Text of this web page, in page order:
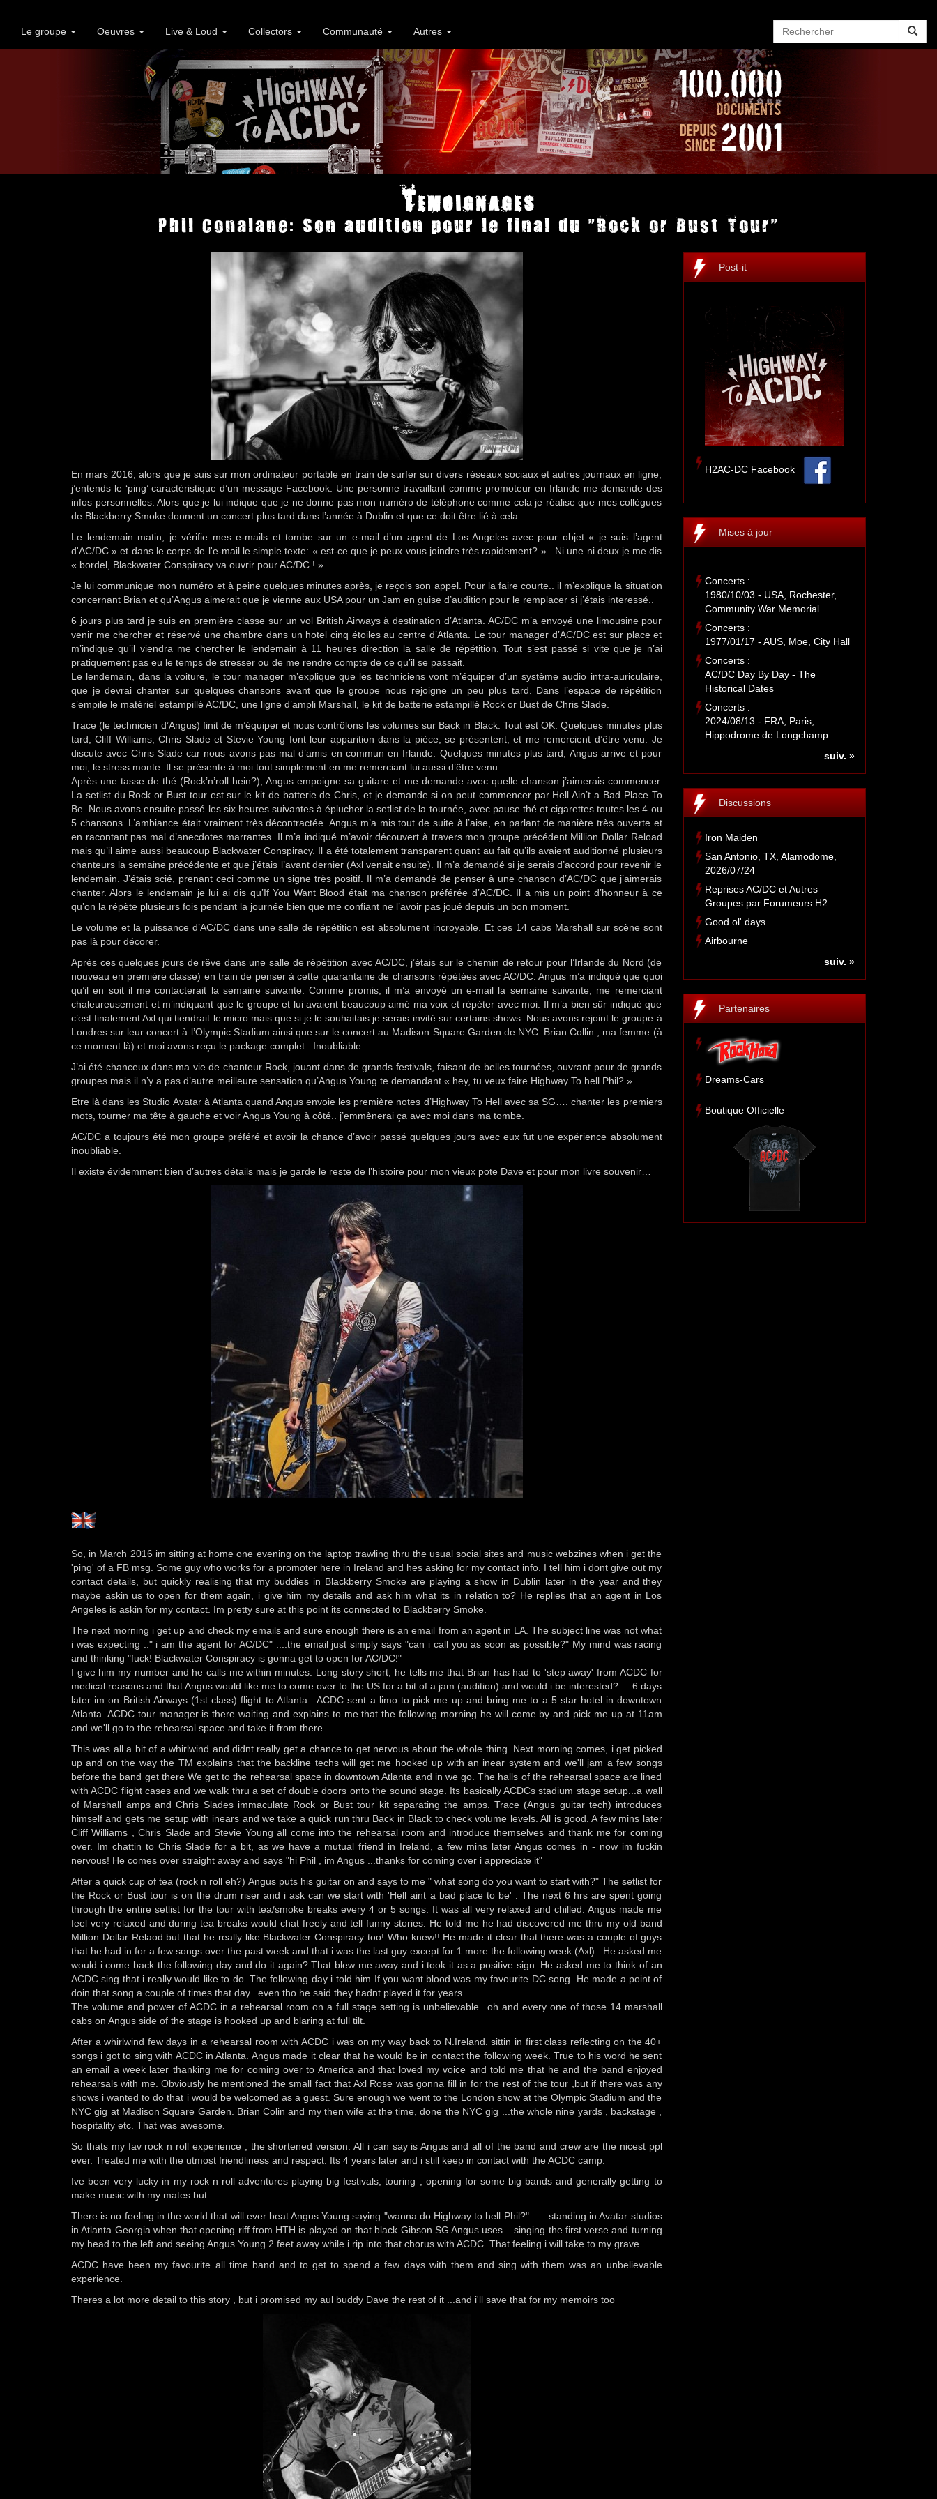
Le groupe Oeuvres Live & Loud Collectors Communauté Autres
Temoignages
Phil Conalane: Son audition pour le final du "Rock or Bust Tour"
En mars 2016, alors que je suis sur mon ordinateur portable en train de surfer sur divers réseaux sociaux et autres journaux en ligne,
j’entends le ‘ping’ caractéristique d’un message Facebook. Une personne travaillant comme promoteur en Irlande me demande des
infos personnelles. Alors que je lui indique que je ne donne pas mon numéro de téléphone comme cela je réalise que mes collègues
de Blackberry Smoke donnent un concert plus tard dans l’année à Dublin et que ce doit être lié à cela.
Le lendemain matin, je vérifie mes e-mails et tombe sur un e-mail d’un agent de Los Angeles avec pour objet « je suis l’agent
d'AC/DC » et dans le corps de l'e-mail le simple texte: « est-ce que je peux vous joindre très rapidement? » . Ni une ni deux je me dis
« bordel, Blackwater Conspiracy va ouvrir pour AC/DC ! »
Je lui communique mon numéro et à peine quelques minutes après, je reçois son appel. Pour la faire courte.. il m’explique la situation
concernant Brian et qu’Angus aimerait que je vienne aux USA pour un Jam en guise d’audition pour le remplacer si j’étais interessé..
6 jours plus tard je suis en première classe sur un vol British Airways à destination d’Atlanta. AC/DC m’a envoyé une limousine pour
venir me chercher et réservé une chambre dans un hotel cinq étoiles au centre d’Atlanta. Le tour manager d’AC/DC est sur place et
m’indique qu’il viendra me chercher le lendemain à 11 heures direction la salle de répétition. Tout s’est passé si vite que je n’ai
pratiquement pas eu le temps de stresser ou de me rendre compte de ce qu’il se passait.
Le lendemain, dans la voiture, le tour manager m’explique que les techniciens vont m’équiper d’un système audio intra-auriculaire,
que je devrai chanter sur quelques chansons avant que le groupe nous rejoigne un peu plus tard. Dans l’espace de répétition
s’empile le matériel estampillé AC/DC, une ligne d’ampli Marshall, le kit de batterie estampillé Rock or Bust de Chris Slade.
Trace (le technicien d’Angus) finit de m’équiper et nous contrôlons les volumes sur Back in Black. Tout est OK. Quelques minutes plus
tard, Cliff Williams, Chris Slade et Stevie Young font leur apparition dans la pièce, se présentent, et me remercient d’être venu. Je
discute avec Chris Slade car nous avons pas mal d’amis en commun en Irlande. Quelques minutes plus tard, Angus arrive et pour
moi, le stress monte. Il se présente à moi tout simplement en me remerciant lui aussi d’être venu.
Après une tasse de thé (Rock’n’roll hein?), Angus empoigne sa guitare et me demande avec quelle chanson j’aimerais commencer.
La setlist du Rock or Bust tour est sur le kit de batterie de Chris, et je demande si on peut commencer par Hell Ain’t a Bad Place To
Be. Nous avons ensuite passé les six heures suivantes à éplucher la setlist de la tournée, avec pause thé et cigarettes toutes les 4 ou
5 chansons. L’ambiance était vraiment très décontractée. Angus m’a mis tout de suite à l’aise, en parlant de manière très ouverte et
en racontant pas mal d’anecdotes marrantes. Il m’a indiqué m’avoir découvert à travers mon groupe précédent Million Dollar Reload
mais qu’il aime aussi beaucoup Blackwater Conspiracy. Il a été totalement transparent quant au fait qu’ils avaient auditionné plusieurs
chanteurs la semaine précédente et que j’étais l’avant dernier (Axl venait ensuite). Il m’a demandé si je serais d’accord pour revenir le
lendemain. J’étais scié, prenant ceci comme un signe très positif. Il m’a demandé de penser à une chanson d’AC/DC que j’aimerais
chanter. Alors le lendemain je lui ai dis qu’If You Want Blood était ma chanson préférée d’AC/DC. Il a mis un point d’honneur à ce
qu’on la répète plusieurs fois pendant la journée bien que me confiant ne l’avoir pas joué depuis un bon moment.
Le volume et la puissance d’AC/DC dans une salle de répétition est absolument incroyable. Et ces 14 cabs Marshall sur scène sont
pas là pour décorer.
Après ces quelques jours de rêve dans une salle de répétition avec AC/DC, j’étais sur le chemin de retour pour l’Irlande du Nord (de
nouveau en première classe) en train de penser à cette quarantaine de chansons répétées avec AC/DC. Angus m’a indiqué que quoi
qu’il en soit il me contacterait la semaine suivante. Comme promis, il m’a envoyé un e-mail la semaine suivante, me remerciant
chaleureusement et m’indiquant que le groupe et lui avaient beaucoup aimé ma voix et répéter avec moi. Il m’a bien sûr indiqué que
c’est finalement Axl qui tiendrait le micro mais que si je le souhaitais je serais invité sur certains shows. Nous avons rejoint le groupe à
Londres sur leur concert à l’Olympic Stadium ainsi que sur le concert au Madison Square Garden de NYC. Brian Collin , ma femme (à
ce moment là) et moi avons reçu le package complet.. Inoubliable.
J’ai été chanceux dans ma vie de chanteur Rock, jouant dans de grands festivals, faisant de belles tournées, ouvrant pour de grands
groupes mais il n’y a pas d’autre meilleure sensation qu’Angus Young te demandant « hey, tu veux faire Highway To hell Phil? »
Etre là dans les Studio Avatar à Atlanta quand Angus envoie les première notes d’Highway To Hell avec sa SG…. chanter les premiers
mots, tourner ma tête à gauche et voir Angus Young à côté.. j’emmènerai ça avec moi dans ma tombe.
AC/DC a toujours été mon groupe préféré et avoir la chance d’avoir passé quelques jours avec eux fut une expérience absolument
inoubliable.
Il existe évidemment bien d’autres détails mais je garde le reste de l’histoire pour mon vieux pote Dave et pour mon livre souvenir…
So, in March 2016 im sitting at home one evening on the laptop trawling thru the usual social sites and music webzines when i get the
'ping' of a FB msg. Some guy who works for a promoter here in Ireland and hes asking for my contact info. I tell him i dont give out my
contact details, but quickly realising that my buddies in Blackberry Smoke are playing a show in Dublin later in the year and they
maybe askin us to open for them again, i give him my details and ask him what its in relation to? He replies that an agent in Los
Angeles is askin for my contact. Im pretty sure at this point its connected to Blackberry Smoke.
The next morning i get up and check my emails and sure enough there is an email from an agent in LA. The subject line was not what
i was expecting .." i am the agent for AC/DC" ....the email just simply says "can i call you as soon as possible?" My mind was racing
and thinking "fuck! Blackwater Conspiracy is gonna get to open for AC/DC!"
I give him my number and he calls me within minutes. Long story short, he tells me that Brian has had to 'step away' from ACDC for
medical reasons and that Angus would like me to come over to the US for a bit of a jam (audition) and would i be interested? ....6 days
later im on British Airways (1st class) flight to Atlanta . ACDC sent a limo to pick me up and bring me to a 5 star hotel in downtown
Atlanta. ACDC tour manager is there waiting and explains to me that the following morning he will come by and pick me up at 11am
and we'll go to the rehearsal space and take it from there.
This was all a bit of a whirlwind and didnt really get a chance to get nervous about the whole thing. Next morning comes, i get picked
up and on the way the TM explains that the backline techs will get me hooked up with an inear system and we'll jam a few songs
before the band get there We get to the rehearsal space in downtown Atlanta and in we go. The halls of the rehearsal space are lined
with ACDC flight cases and we walk thru a set of double doors onto the sound stage. Its basically ACDCs stadium stage setup...a wall
of Marshall amps and Chris Slades immaculate Rock or Bust tour kit separating the amps. Trace (Angus guitar tech) introduces
himself and gets me setup with inears and we take a quick run thru Back in Black to check volume levels. All is good. A few mins later
Cliff Williams , Chris Slade and Stevie Young all come into the rehearsal room and introduce themselves and thank me for coming
over. Im chattin to Chris Slade for a bit, as we have a mutual friend in Ireland, a few mins later Angus comes in - now im fuckin
nervous! He comes over straight away and says "hi Phil , im Angus ...thanks for coming over i appreciate it"
After a quick cup of tea (rock n roll eh?) Angus puts his guitar on and says to me " what song do you want to start with?" The setlist for
the Rock or Bust tour is on the drum riser and i ask can we start with 'Hell aint a bad place to be' . The next 6 hrs are spent going
through the entire setlist for the tour with tea/smoke breaks every 4 or 5 songs. It was all very relaxed and chilled. Angus made me
feel very relaxed and during tea breaks would chat freely and tell funny stories. He told me he had discovered me thru my old band
Million Dollar Relaod but that he really like Blackwater Conspiracy too! Who knew!! He made it clear that there was a couple of guys
that he had in for a few songs over the past week and that i was the last guy except for 1 more the following week (Axl) . He asked me
would i come back the following day and do it again? That blew me away and i took it as a positive sign. He asked me to think of an
ACDC sing that i really would like to do. The following day i told him If you want blood was my favourite DC song. He made a point of
doin that song a couple of times that day...even tho he said they hadnt played it for years.
The volume and power of ACDC in a rehearsal room on a full stage setting is unbelievable...oh and every one of those 14 marshall
cabs on Angus side of the stage is hooked up and blaring at full tilt.
After a whirlwind few days in a rehearsal room with ACDC i was on my way back to N.Ireland. sittin in first class reflecting on the 40+
songs i got to sing with ACDC in Atlanta. Angus made it clear that he would be in contact the following week. True to his word he sent
an email a week later thanking me for coming over to America and that loved my voice and told me that he and the band enjoyed
rehearsals with me. Obviously he mentioned the small fact that Axl Rose was gonna fill in for the rest of the tour ,but if there was any
shows i wanted to do that i would be welcomed as a guest. Sure enough we went to the London show at the Olympic Stadium and the
NYC gig at Madison Square Garden. Brian Colin and my then wife at the time, done the NYC gig ...the whole nine yards , backstage ,
hospitality etc. That was awesome.
So thats my fav rock n roll experience , the shortened version. All i can say is Angus and all of the band and crew are the nicest ppl
ever. Treated me with the utmost friendliness and respect. Its 4 years later and i still keep in contact with the ACDC camp.
Ive been very lucky in my rock n roll adventures playing big festivals, touring , opening for some big bands and generally getting to
make music with my mates but.....
There is no feeling in the world that will ever beat Angus Young saying "wanna do Highway to hell Phil?" ..... standing in Avatar studios
in Atlanta Georgia when that opening riff from HTH is played on that black Gibson SG Angus uses....singing the first verse and turning
my head to the left and seeing Angus Young 2 feet away while i rip into that chorus with ACDC. That feeling i will take to my grave.
ACDC have been my favourite all time band and to get to spend a few days with them and sing with them was an unbelievable
experience.
Theres a lot more detail to this story , but i promised my aul buddy Dave the rest of it ...and i'll save that for my memoirs too
Post-it
H2AC-DC Facebook
Mises à jour
Concerts :
1980/10/03 - USA, Rochester,
Community War Memorial
Concerts :
1977/01/17 - AUS, Moe, City Hall
Concerts :
AC/DC Day By Day - The
Historical Dates
Concerts :
2024/08/13 - FRA, Paris,
Hippodrome de Longchamp
suiv. »
Discussions
Iron Maiden
San Antonio, TX, Alamodome,
2026/07/24
Reprises AC/DC et Autres
Groupes par Forumeurs H2
Good ol' days
Airbourne
suiv. »
Partenaires
Dreams-Cars
Boutique Officielle